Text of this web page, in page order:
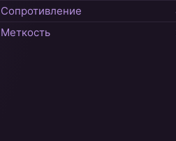
Сопротивление
Меткость